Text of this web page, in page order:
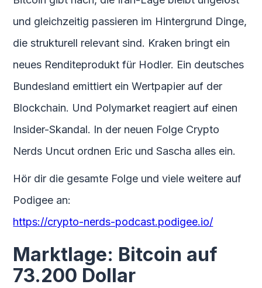
und gleichzeitig passieren im Hintergrund Dinge,
die strukturell relevant sind. Kraken bringt ein
neues Renditeprodukt für Hodler. Ein deutsches
Bundesland emittiert ein Wertpapier auf der
Blockchain. Und Polymarket reagiert auf einen
Insider-Skandal. In der neuen Folge Crypto
Nerds Uncut ordnen Eric und Sascha alles ein.
Hör dir die gesamte Folge und viele weitere auf
Podigee an:
https://crypto-nerds-podcast.podigee.io/
Marktlage: Bitcoin auf
73.200 Dollar